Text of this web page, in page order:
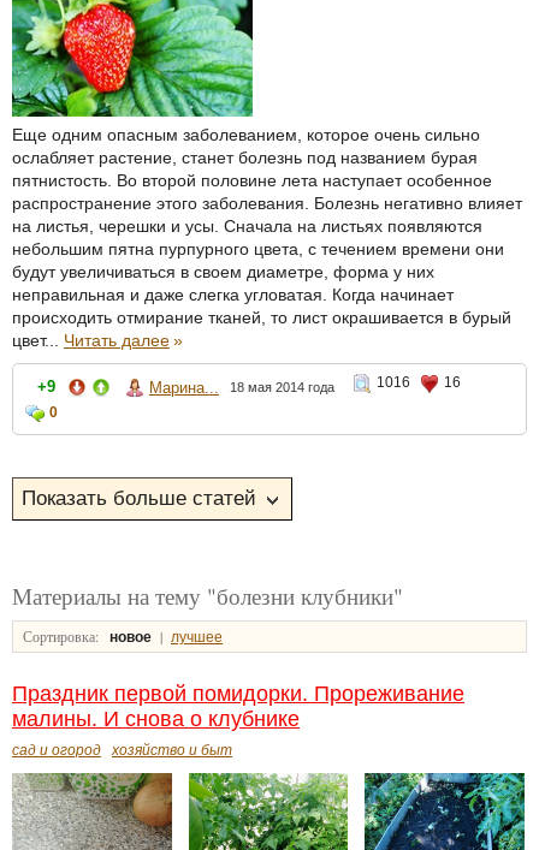
Еще одним опасным заболеванием, которое очень сильно
ослабляет растение, станет болезнь под названием бурая
пятнистость. Во второй половине лета наступает особенное
распространение этого заболевания. Болезнь негативно влияет
на листья, черешки и усы. Сначала на листьях появляются
небольшим пятна пурпурного цвета, с течением времени они
будут увеличиваться в своем диаметре, форма у них
неправильная и даже слегка угловатая. Когда начинает
происходить отмирание тканей, то лист окрашивается в бурый
цвет... Читать далее»
+9 Марина... 18 мая 2014 года 1016
16
0
Материалы на тему "болезни клубники"
Сортировка: новое | лучшее
Праздник первой помидорки. Прореживание
малины. И снова о клубнике
сад и огород хозяйство и быт